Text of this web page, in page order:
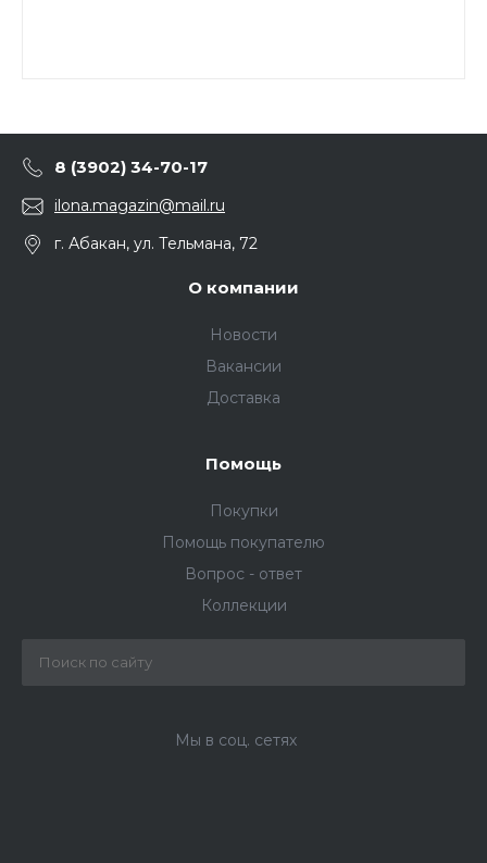
8 (3902) 34-70-17
ilona.magazin@mail.ru
г. Абакан, ул. Тельмана, 72
О компании
Новости
Вакансии
Доставка
Помощь
Покупки
Помощь покупателю
Вопрос - ответ
Коллекции
Мы в соц. сетях